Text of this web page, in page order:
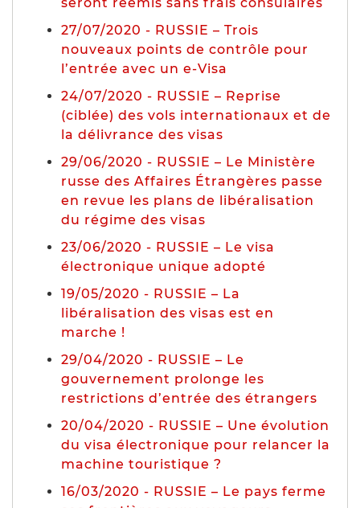
seront réémis sans frais consulaires
27/07/2020 - RUSSIE – Trois
nouveaux points de contrôle pour
l’entrée avec un e-Visa
24/07/2020 - RUSSIE – Reprise
(ciblée) des vols internationaux et de
la délivrance des visas
29/06/2020 - RUSSIE – Le Ministère
russe des Affaires Étrangères passe
en revue les plans de libéralisation
du régime des visas
23/06/2020 - RUSSIE – Le visa
électronique unique adopté
19/05/2020 - RUSSIE – La
libéralisation des visas est en
marche !
29/04/2020 - RUSSIE – Le
gouvernement prolonge les
restrictions d’entrée des étrangers
20/04/2020 - RUSSIE – Une évolution
du visa électronique pour relancer la
machine touristique ?
16/03/2020 - RUSSIE – Le pays ferme